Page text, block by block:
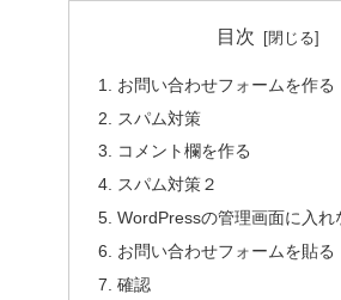
目次
お問い合わせフォームを作る
スパム対策
コメント欄を作る
スパム対策２
WordPressの管理画面に入れ
お問い合わせフォームを貼る
確認